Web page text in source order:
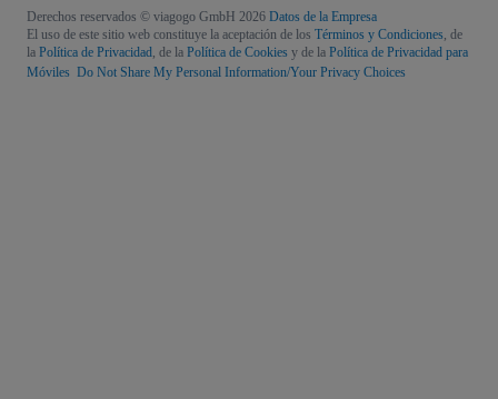
Derechos reservados © viagogo GmbH 2026 Datos de la Empresa
El uso de este sitio web constituye la aceptación de los Términos y Condiciones , de
la Política de Privacidad , de la Política de Cookies y de la Política de Privacidad para
Móviles Do Not Share My Personal Information/Your Privacy Choices